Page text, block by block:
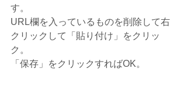
す。
URL欄を入っているものを削除して右
クリックして「貼り付け」をクリッ
ク。
「保存」をクリックすればOK。